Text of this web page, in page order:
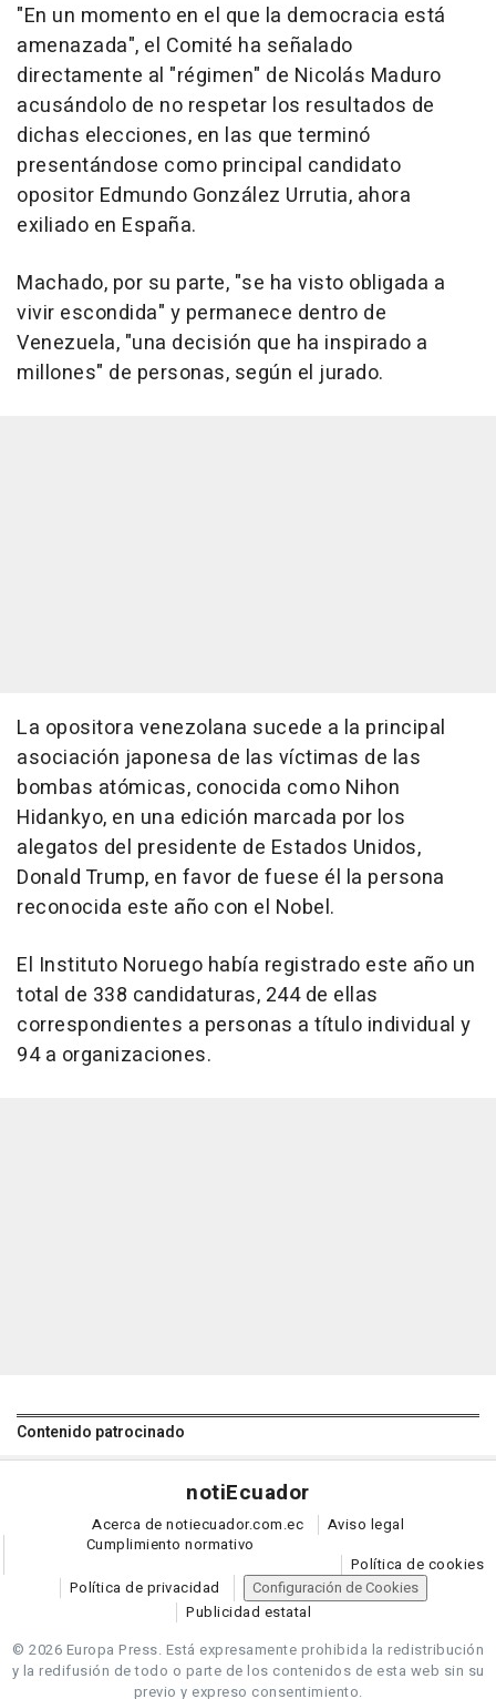
"En un momento en el que la democracia está
amenazada", el Comité ha señalado
directamente al "régimen" de Nicolás Maduro
acusándolo de no respetar los resultados de
dichas elecciones, en las que terminó
presentándose como principal candidato
opositor Edmundo González Urrutia, ahora
exiliado en España.
Machado, por su parte, "se ha visto obligada a
vivir escondida" y permanece dentro de
Venezuela, "una decisión que ha inspirado a
millones" de personas, según el jurado.
La opositora venezolana sucede a la principal
asociación japonesa de las víctimas de las
bombas atómicas, conocida como Nihon
Hidankyo, en una edición marcada por los
alegatos del presidente de Estados Unidos,
Donald Trump, en favor de fuese él la persona
reconocida este año con el Nobel.
El Instituto Noruego había registrado este año un
total de 338 candidaturas, 244 de ellas
correspondientes a personas a título individual y
94 a organizaciones.
Contenido patrocinado
notiEcuador
Acerca de notiecuador.com.ec
Aviso legal
Cumplimiento normativo
Política de cookies
Política de privacidad
Configuración de Cookies
Publicidad estatal
© 2026 Europa Press. Está expresamente prohibida la redistribución
y la redifusión de todo o parte de los contenidos de esta web sin su
previo y expreso consentimiento.